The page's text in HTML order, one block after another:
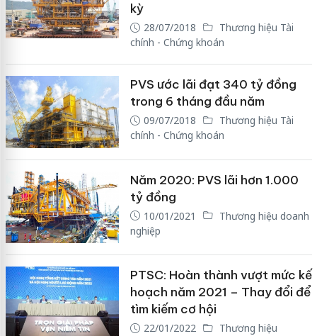
kỳ
28/07/2018
Thương hiệu Tài
chính - Chứng khoán
PVS ước lãi đạt 340 tỷ đồng
trong 6 tháng đầu năm
09/07/2018
Thương hiệu Tài
chính - Chứng khoán
Năm 2020: PVS lãi hơn 1.000
tỷ đồng
10/01/2021
Thương hiệu doanh
nghiệp
PTSC: Hoàn thành vượt mức kế
hoạch năm 2021 – Thay đổi để
tìm kiếm cơ hội
22/01/2022 Thương hiệu